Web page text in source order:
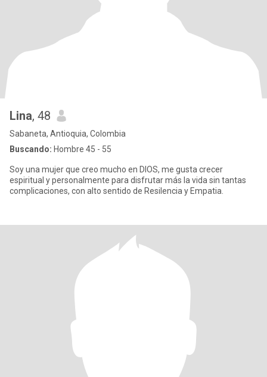
Lina, 48
Sabaneta, Antioquia, Colombia
Buscando: Hombre 45 - 55
Soy una mujer que creo mucho en DIOS, me gusta crecer
espiritual y personalmente para disfrutar más la vida sin tantas
complicaciones, con alto sentido de Resilencia y Empatia.